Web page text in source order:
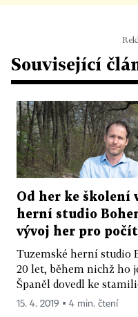
Související
Od her ke školení
herní studio
vývoj her pro
Tuzemské herní studio
20 let, během nichž ho
Španěl dovedl ke
15. 4. 2019 ▪ 4 min. čtení